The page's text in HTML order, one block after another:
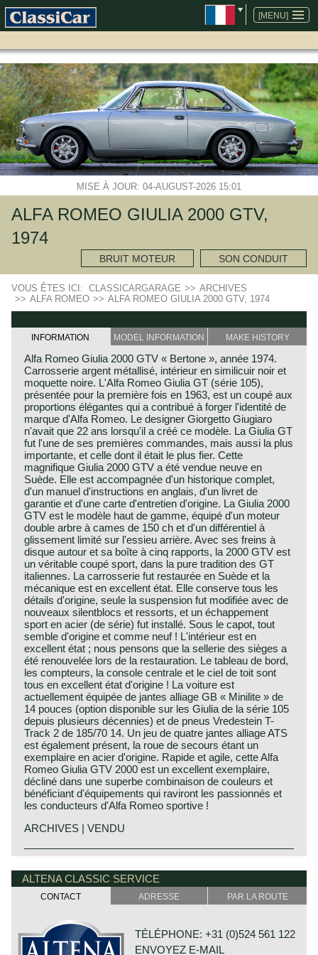
[MENU]
ALLER
AU
CONTENU
MISE À JOUR: 04-AUGUST-2026 15:01
ALFA ROMEO GIULIA 2000 GTV,
1974
BRUIT MOTEUR SON CONDUIT
VOUS ÊTES ICI: CLASSICARGARAGE >> ARCHIVES
>> ALFA ROMEO >> ALFA ROMEO GIULIA 2000 GTV, 1974
INFORMATION MODEL INFORMATION MAKE HISTORY
Alfa Romeo Giulia 2000 GTV « Bertone », année 1974.
Carrosserie argent métallisé, intérieur en similicuir noir et
moquette noire. L'Alfa Romeo Giulia GT (série 105),
présentée pour la première fois en 1963, est un coupé aux
proportions élégantes qui a contribué à forger l'identité de
marque d'Alfa Romeo. Le designer Giorgetto Giugiaro
n'avait que 22 ans lorsqu'il a créé ce modèle. La Giulia GT
fut l'une de ses premières commandes, mais aussi la plus
importante, et celle dont il était le plus fier. Cette
magnifique Giulia 2000 GTV a été vendue neuve en
Suède. Elle est accompagnée d'un historique complet,
d'un manuel d'instructions en anglais, d'un livret de
garantie et d'une carte d'entretien d'origine. La Giulia 2000
GTV est le modèle haut de gamme, équipé d'un moteur
double arbre à cames de 150 ch et d'un différentiel à
glissement limité sur l'essieu arrière. Avec ses freins à
disque autour et sa boîte à cinq rapports, la 2000 GTV est
un véritable coupé sport, dans la pure tradition des GT
italiennes. La carrosserie fut restaurée en Suède et la
mécanique est en excellent état. Elle conserve tous les
détails d'origine, seule la suspension fut modifiée avec de
nouveaux silentblocs et ressorts, et un échappement
sport en acier (de série) fut installé. Sous le capot, tout
semble d'origine et comme neuf ! L'intérieur est en
excellent état ; nous pensons que la sellerie des sièges a
été renouvelée lors de la restauration. Le tableau de bord,
les compteurs, la console centrale et le ciel de toit sont
tous en excellent état d'origine ! La voiture est
actuellement équipée de jantes alliage GB « Minilite » de
14 pouces (option disponible sur les Giulia de la série 105
depuis plusieurs décennies) et de pneus Vredestein T-
Track 2 de 185/70 14. Un jeu de quatre jantes alliage ATS
est également présent, la roue de secours étant un
exemplaire en acier d'origine. Rapide et agile, cette Alfa
Romeo Giulia GTV 2000 est un excellent exemplaire,
décliné dans une superbe combinaison de couleurs et
bénéficiant d'équipements qui raviront les passionnés et
les conducteurs d'Alfa Romeo sportive !
ARCHIVES | VENDU
The Alfa Romeo 2000 GTV designed by Bertone can be
compact GT in the past decades. In addition to its
exquisite design, the 2000 GTV handles very well, is fitted
with a sublime engine and is practical and user-friendly.
for everything Alfa Romeo stands for: it is competitive,
refined and has class. The 2000 GTV is fitted with a
complete aluminium four-cylinder in-line engine with a
Alfa Romeo history
The marque Alfa Romeo is one of the most important
names in the history of the automobile."Alfa" (Sociètà
Anonima Lombardo Fabbrica Automobili) was founded in
Romeo after Mr. Nicolo Romeo bought the firm in the year
1915.
ALTENA CLASSIC SERVICE
CONTACT ADRESSE PAR LA ROUTE
TÉLÉPHONE: +31 (0)524 561 122
ENVOYEZ E-MAIL